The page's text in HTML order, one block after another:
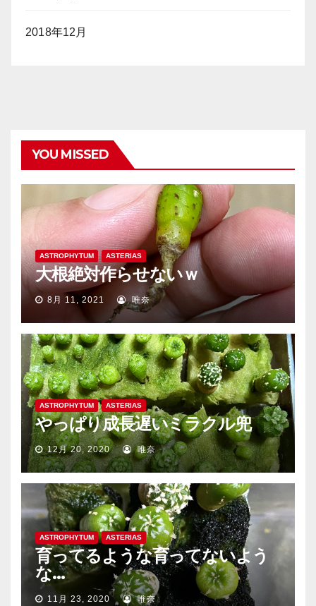
2018年12月
YOU MISSED
ASTROPHYTUM ASTERIAS
大根絶対作らせないｗ
8月 11, 2021 唯奈
ASTROPHYTUM ASTERIAS
やっぱり成長遅いミラクル兜
12月 20, 2020 唯奈
ASTROPHYTUM ASTERIAS
育ってるような育ってないよう
な…
11月 23, 2020 唯奈